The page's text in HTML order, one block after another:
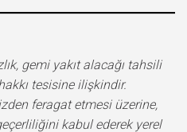
gemi yakıt alacağı tahsili
tesisine ilişkindir.
feragat etmesi üzerine,
kabul ederek yerel